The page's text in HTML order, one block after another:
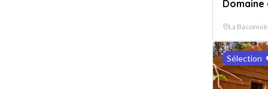
Domaine
La
Sélection